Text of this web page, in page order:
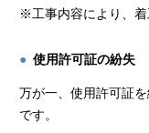
※工事内容により、着
使用許可証の紛失
万が一、使用許可証
です。